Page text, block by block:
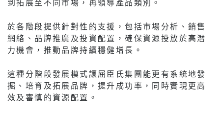
到拓展至不同市場，再領導產品類別。
於各階段提供針對性的支援，包括市場分析、銷售
網絡、品牌推廣及投資配置，確保資源投放於高潛
力機會，推動品牌持續穩健增長。
這種分階段發展模式讓屈臣氏集團能更有系統地發
掘、培育及拓展品牌，提升成功率，同時實現更高
效及審慎的資源配置。